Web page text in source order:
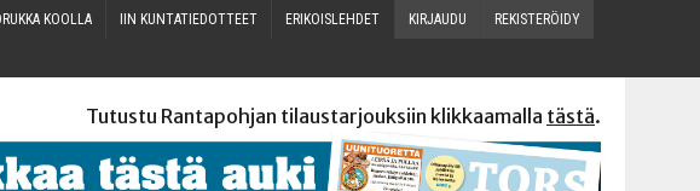
KOOLLA IIN KUN­TA­TIE­DOT­TEET ERI­KOIS­LEH­DET KIR­JAU­DU REKIS­TE­RÖI­DY
Tutustu Rantapohjan tilaustarjouksiin klikkaamalla tästä.